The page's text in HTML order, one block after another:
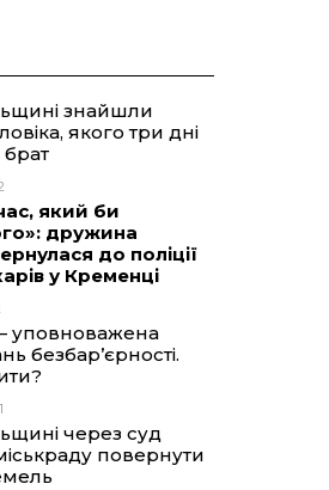
знайшли
якого три дні
який би
дружина
до поліції
у Кременці
уповноважена
безбар’єрності.
через суд
повернути